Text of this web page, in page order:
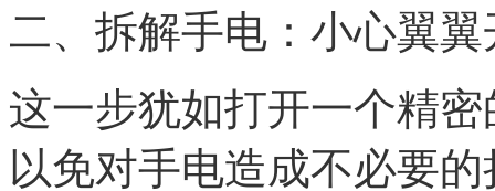
二、拆解手电：小心翼翼
这一步犹如打开一个精
以免对手电造成不必要